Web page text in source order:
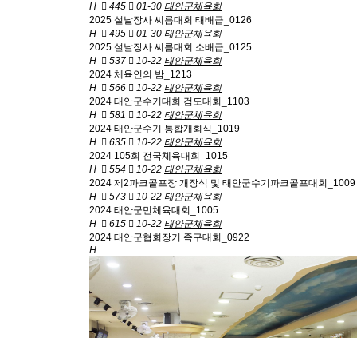
H
445 01-30 태안군체육회
2025 설날장사 씨름대회 태배급_0126
H
495 01-30 태안군체육회
2025 설날장사 씨름대회 소배급_0125
H
537 10-22 태안군체육회
2024 체육인의 밤_1213
H
566 10-22 태안군체육회
2024 태안군수기대회 검도대회_1103
H
581 10-22 태안군체육회
2024 태안군수기 통합개회식_1019
H
635 10-22 태안군체육회
2024 105회 전국체육대회_1015
H
554 10-22 태안군체육회
2024 제2파크골프장 개장식 및 태안군수기파크골프대회_1009
H
573 10-22 태안군체육회
2024 태안군민체육대회_1005
H
615 10-22 태안군체육회
2024 태안군협회장기 족구대회_0922
H